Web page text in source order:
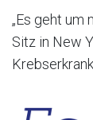
„Es geht um
Sitz in New